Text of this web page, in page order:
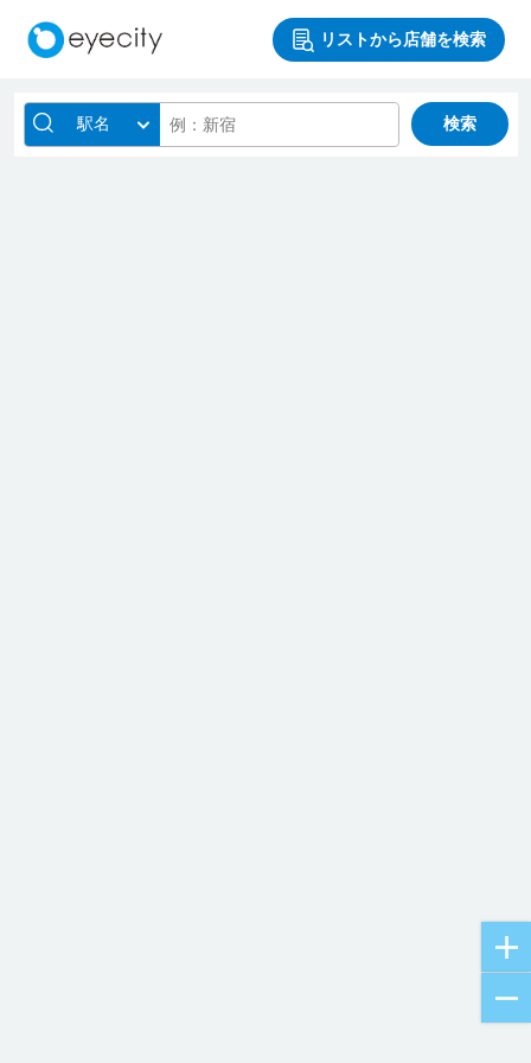
リストから店舗を検索
駅名 検索